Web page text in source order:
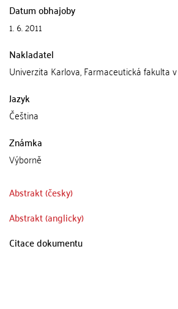
Datum obhajoby
1. 6. 2011
Nakladatel
Univerzita Karlova, Farmaceutická fakulta
Jazyk
Čeština
Známka
Výborně
Abstrakt (česky)
Abstrakt (anglicky)
Citace dokumentu